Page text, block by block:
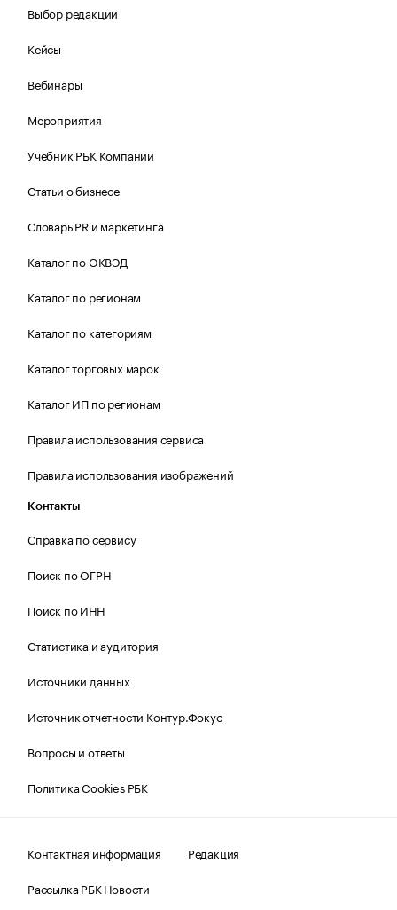
Выбор редакции
Кейсы
Вебинары
Мероприятия
Учебник РБК Компании
Статьи о бизнесе
Словарь PR и маркетинга
Каталог по ОКВЭД
Каталог по регионам
Каталог по категориям
Каталог торговых марок
Каталог ИП по регионам
Правила использования сервиса
Правила использования изображений
Контакты
Справка по сервису
Поиск по ОГРН
Поиск по ИНН
Статистика и аудитория
Источники данных
Источник отчетности Контур.Фокус
Вопросы и ответы
Политика Cookies РБК
Контактная информация
Редакция
Рассылка РБК Новости